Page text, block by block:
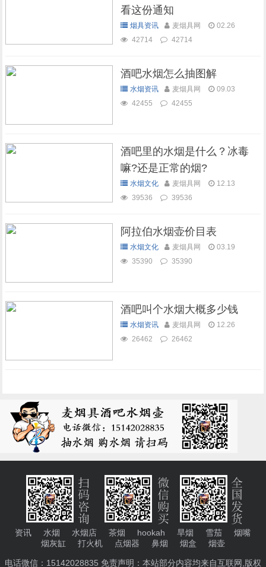
看这份通知
烟具资讯 麦烟具网
02.26
42714
42714
酒吧水烟怎么抽图解
水烟资讯 麦烟具网
09.03
42455
42455
酒吧里的水烟是什么？冰毒
嘛?还是正常的烟?
水烟文化 麦烟具网
12.13
39536
39536
阿拉伯水烟壶价目表
水烟文化 麦烟具网
03.19
35390
35390
酒吧叫个水烟大概多少钱
水烟资讯 麦烟具网
12.26
26462
26462
资讯 水烟 水烟店 茶烟 hookah 旱烟 雪茄
烟嘴
烟灰缸
打火机 点烟器 鼻烟 烟盒 烟壶
电话微信：15142028835 免责声明：本站部分内容均来自互联网,版权